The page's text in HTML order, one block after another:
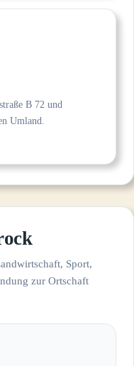
B 72 und
Umland.
Sport,
zur Ortschaft